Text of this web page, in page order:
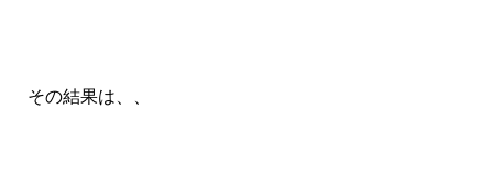
その結果は、、